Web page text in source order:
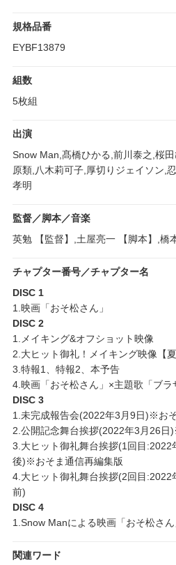
規格品番
EYBF13879
組数
5枚組
出演
Snow Man,髙橋ひかる,前川泰之,桜
原類,八木莉可子,厚切りジェイソン,
孝明
監督／脚本／音楽
英勉 【監督】,土屋亮一 【脚本】,橋
チャプター番号／チャプター名
DISC 1
1.映画「おそ松さん」
DISC 2
1.メイキング&オフショット映像
2.大ヒット御礼！メイキング映像【夏
3.特報1、特報2、本予告
4.映画「おそ松さん」×主題歌「ブ
DISC 3
1.未完成報告会(2022年3月9日)※お
2.公開記念舞台挨拶(2022年3月26
3.大ヒット御礼舞台挨拶(1回目:2022
後)※おそま通信再編集版
4.大ヒット御礼舞台挨拶(2回目
前)
DISC 4
1.Snow Manによる映画「おそ松さ
関連ワード